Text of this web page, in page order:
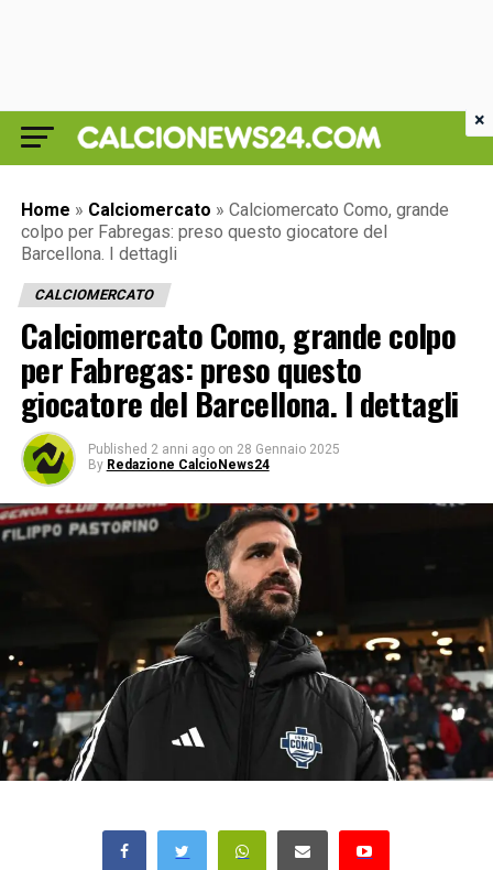
Home » Calciomercato » Calciomercato Como, grande
colpo per Fabregas: preso questo giocatore del
Barcellona. I dettagli
CALCIOMERCATO
Calciomercato Como, grande colpo
per Fabregas: preso questo
giocatore del Barcellona. I dettagli
Published 2 anni ago on 28 Gennaio 2025
By Redazione CalcioNews24
×